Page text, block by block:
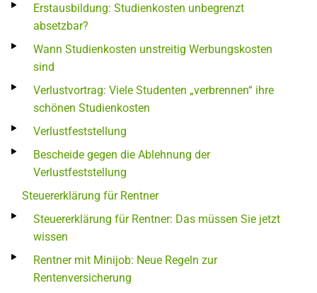
Erstausbildung: Studienkosten unbegrenzt
absetzbar?
Wann Studienkosten unstreitig Werbungskosten
sind
Verlustvortrag: Viele Studenten „verbrennen“ ihre
schönen Studienkosten
Verlustfeststellung
Bescheide gegen die Ablehnung der
Verlustfeststellung
Steuererklärung für Rentner
Steuererklärung für Rentner: Das müssen Sie jetzt
wissen
Rentner mit Minijob: Neue Regeln zur
Rentenversicherung